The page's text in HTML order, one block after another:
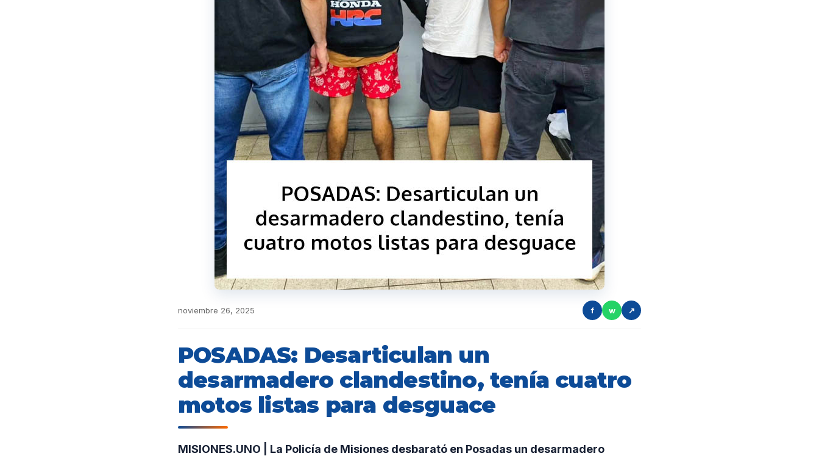
noviembre 26, 2025 f w ↗
POSADAS: Desarticulan un
desarmadero clandestino, tenía cuatro
motos listas para desguace
MISIONES.UNO | La Policía de Misiones desbarató en Posadas un desarmadero